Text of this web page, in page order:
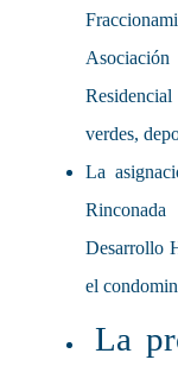
verdes,
La
Desarrollo
el
La